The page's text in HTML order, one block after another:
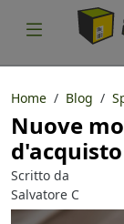
cosa spedire
Pacco
Nazione
Home Blog
Nuove
Postali
Scritto da
Salvatore C
Parlacino